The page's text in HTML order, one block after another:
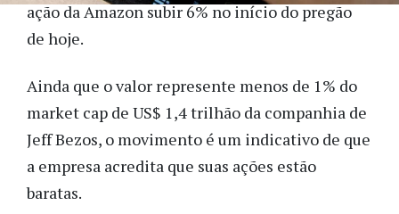
ação da Amazon subir 6% no início do pregão
de hoje.
Ainda que o valor represente menos de 1% do
market cap de US$ 1,4 trilhão da companhia de
Jeff Bezos, o movimento é um indicativo de que
a empresa acredita que suas ações estão
baratas.